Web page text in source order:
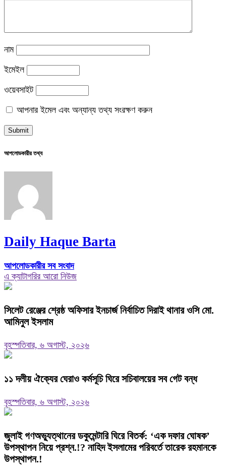
নাম
ইমেইল
ওয়েবসাইট
আপনার ইমেল এবং অন্যান্য তথ্য সংরক্ষণ করুন
আপলোডকারীর তথ্য
Daily Haque Barta
আপলোডকারীর সব সংবাদ
এ ক্যাটাগরির আরো নিউজ
‎সিলেট রেঞ্জের শ্রেষ্ঠ অফিসার ইনচার্জ নির্বাচিত দিরাই থানার ওসি মো.
আমিনুল ইসলাম
বৃহস্পতিবার, ৬ অগাস্ট, ২০২৬
‎১১ দলীয় ঐক্যের ঘেরাও কর্মসূচি ঘিরে সচিবালয়ের সব গেট বন্ধ
বৃহস্পতিবার, ৬ অগাস্ট, ২০২৬
‎জুলাই গণঅভ্যুত্থানের ডকুমেন্টারি ঘিরে বিতর্ক: ‘এক দফার ঘোষক’
উপস্থাপন নিয়ে প্রশ্ন.!? নাহিদ ইসলামের পরিবর্তে তারেক রহমানকে
উপস্থাপন.!